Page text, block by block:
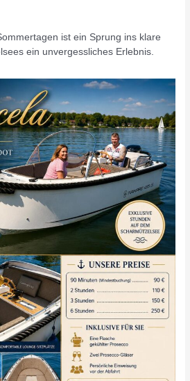
ist ein Sprung ins klare
ein unvergessliches Erlebnis.